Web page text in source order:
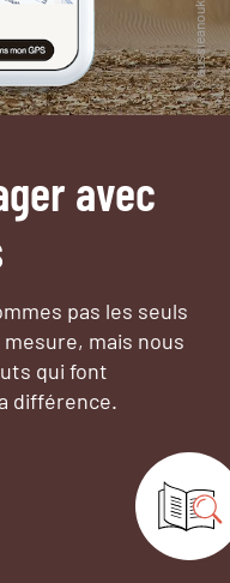
avec
pas les seuls
mais nous
qui font
différence.